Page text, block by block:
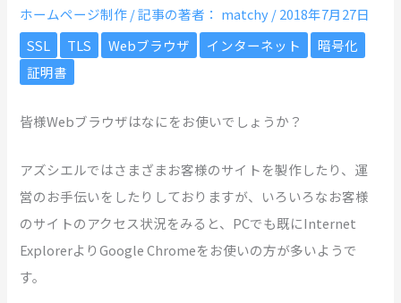
ホームページ制作/ 記事の著者： matchy/2018年7月27日
SSL
TLS Webブラウザ インターネット
暗号化
証明書
皆様Webブラウザはなにをお使いでしょうか？
アズシエルではさまざまお客様のサイトを製作したり、運
営のお手伝いをしたりしておりますが、いろいろなお客様
のサイトのアクセス状況をみると、PCでも既にInternet
ExplorerよりGoogle Chromeをお使いの方が多いようで
す。